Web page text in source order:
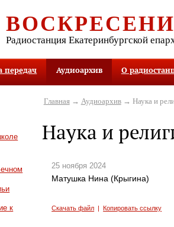
Радиостанция Екатеринбургской
передач Аудиоархив О
к
Главная→ Аудиоархив→ Наука и
Наука и
25 ноября 2024
Матушка Нина (Крыгина)
Скачать файл |Копировать ссылку